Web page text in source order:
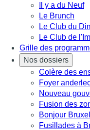
Il y a du Neuf
Le Brunch
Le Club du
Le Club de
Grille des
Nos dossiers
Colère des
Foyer
Nouveau
Fusion des
Bonjour
Fusillades à